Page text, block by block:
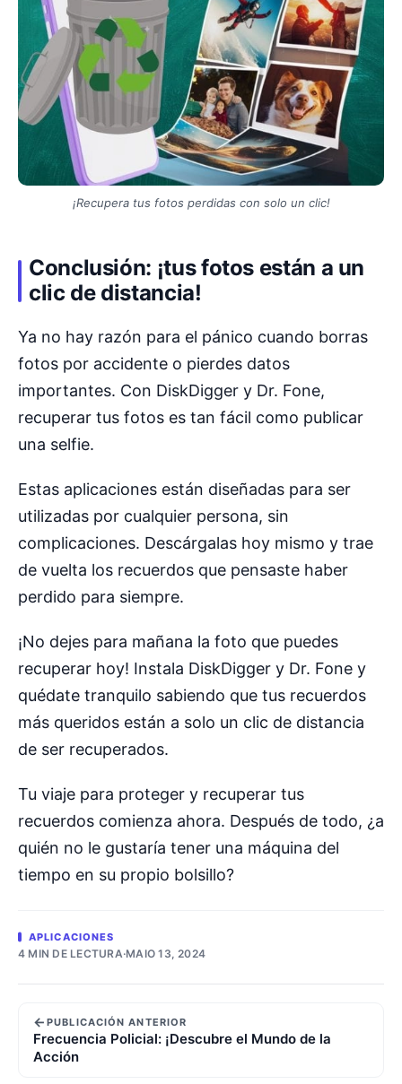
¡Recupera tus fotos perdidas con solo un clic!
Conclusión: ¡tus fotos están a un
clic de distancia!
Ya no hay razón para el pánico cuando borras
fotos por accidente o pierdes datos
importantes. Con DiskDigger y Dr. Fone,
recuperar tus fotos es tan fácil como publicar
una selfie.
Estas aplicaciones están diseñadas para ser
utilizadas por cualquier persona, sin
complicaciones. Descárgalas hoy mismo y trae
de vuelta los recuerdos que pensaste haber
perdido para siempre.
¡No dejes para mañana la foto que puedes
recuperar hoy! Instala DiskDigger y Dr. Fone y
quédate tranquilo sabiendo que tus recuerdos
más queridos están a solo un clic de distancia
de ser recuperados.
Tu viaje para proteger y recuperar tus
recuerdos comienza ahora. Después de todo, ¿a
quién no le gustaría tener una máquina del
tiempo en su propio bolsillo?
APLICACIONES
4 MIN DE LECTURA·MAIO 13, 2024
←PUBLICACIÓN ANTERIOR
Frecuencia Policial: ¡Descubre el Mundo de la
Acción